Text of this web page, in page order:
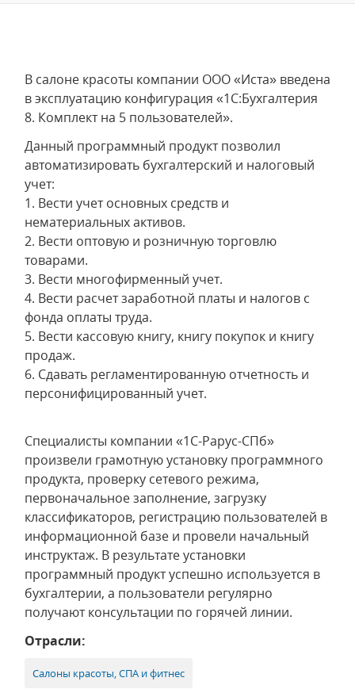
В салоне красоты компании ООО «Иста» введена
в эксплуатацию конфигурация «1С:Бухгалтерия
8. Комплект на 5 пользователей».
Данный программный продукт позволил
автоматизировать бухгалтерский и налоговый
учет:
1. Вести учет основных средств и
нематериальных активов.
2. Вести оптовую и розничную торговлю
товарами.
3. Вести многофирменный учет.
4. Вести расчет заработной платы и налогов с
фонда оплаты труда.
5. Вести кассовую книгу, книгу покупок и книгу
продаж.
6. Сдавать регламентированную отчетность и
персонифицированный учет.
Специалисты компании «1С-Рарус-СПб»
произвели грамотную установку программного
продукта, проверку сетевого режима,
первоначальное заполнение, загрузку
классификаторов, регистрацию пользователей в
информационной базе и провели начальный
инструктаж. В результате установки
программный продукт успешно используется в
бухгалтерии, а пользователи регулярно
получают консультации по горячей линии.
Отрасли:
Салоны красоты, СПА и фитнес